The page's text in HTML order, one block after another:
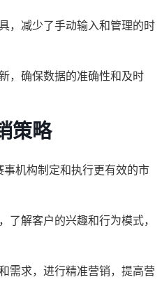
，减少了手动输入和管理的时
，确保数据的准确性和及时
策略
机构制定和执行更有效的市
了解客户的兴趣和行为模式，
需求，进行精准营销，提高营